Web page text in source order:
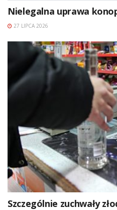
Nielegalna uprawa
27 LIPCA 2026
Szczególnie zuchwały